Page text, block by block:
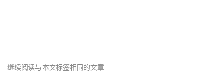
继续阅读与本文标签相同的文章